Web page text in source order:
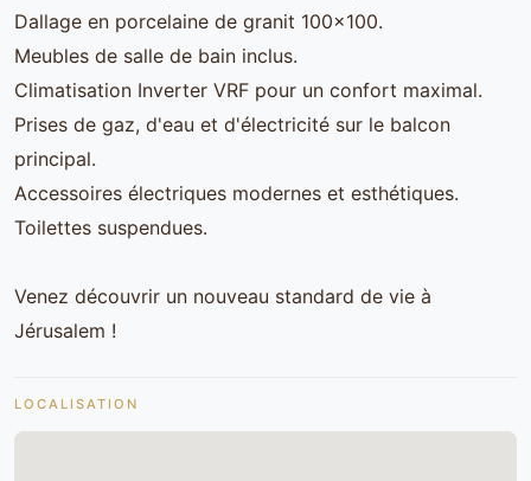
Dallage en porcelaine de granit 100x100.
Meubles de salle de bain inclus.
Climatisation Inverter VRF pour un confort maximal.
Prises de gaz, d'eau et d'électricité sur le balcon
principal.
Accessoires électriques modernes et esthétiques.
Toilettes suspendues.
Venez découvrir un nouveau standard de vie à
Jérusalem !
LOCALISATION